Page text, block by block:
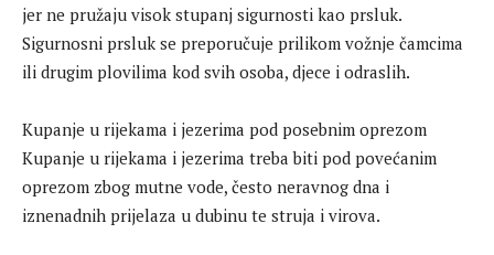
jer ne pružaju visok stupanj sigurnosti kao prsluk.
Sigurnosni prsluk se preporučuje prilikom vožnje čamcima
ili drugim plovilima kod svih osoba, djece i odraslih.
Kupanje u rijekama i jezerima pod posebnim oprezom
Kupanje u rijekama i jezerima treba biti pod povećanim
oprezom zbog mutne vode, često neravnog dna i
iznenadnih prijelaza u dubinu te struja i virova.